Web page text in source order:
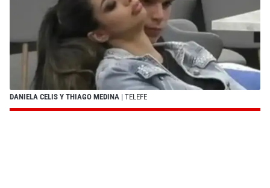
DANIELA CELIS Y THIAGO MEDINA | TELEFE